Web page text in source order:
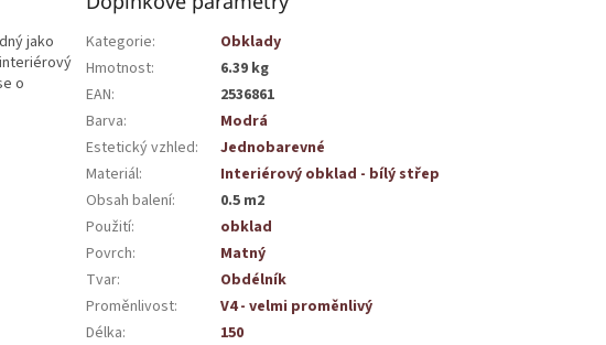
jako
o
Kategorie:
Obklady
Hmotnost:
6.39 kg
EAN:
2536861
Barva:
Modrá
Estetický vzhled:
Jednobarevné
Materiál:
Interiérový obklad - bílý střep
Obsah balení:
0.5 m2
Použití:
obklad
Povrch:
Matný
Tvar:
Obdélník
Proměnlivost:
V4 - velmi proměnlivý
Délka:
150